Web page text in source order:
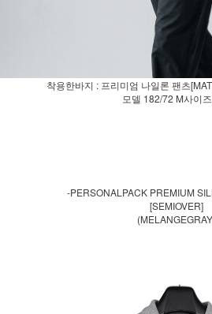
착용한바지 : 프리미엄 나일론 팬츠
모델 182/72 M사이
-PERSONALPACK PREMIUM
[SEMIOVER]